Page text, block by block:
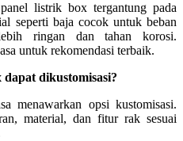
listrik box tergantung pada
seperti baja cocok untuk beban
ringan dan tahan korosi.
untuk rekomendasi terbaik.
dikustomisasi?
menawarkan opsi kustomisasi.
material, dan fitur rak sesuai